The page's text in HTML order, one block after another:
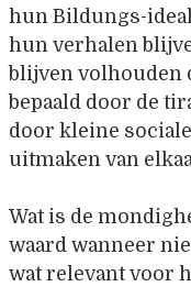
hun Bildungs-
hun verhalen
blijven volhouden
bepaald door de
door kleine
uitmaken van
Wat is de
waard wanneer
wat relevant voor